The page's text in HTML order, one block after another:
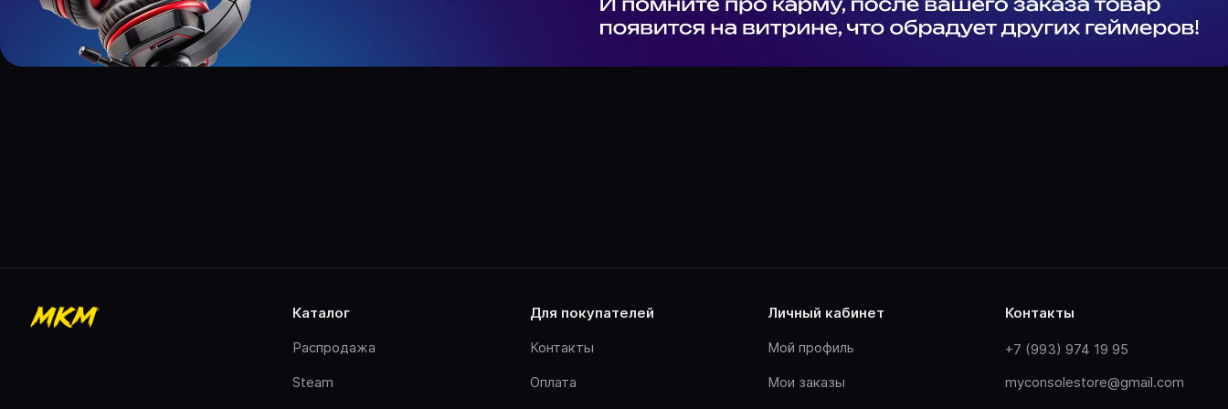
каталог
Распродажа
Steam
для покупателей
Контакты
Оплата
личный кабинет
Мой профиль
Мои заказы
контакты
+7 (993) 974 19 95
myconsolestore@gmail.com